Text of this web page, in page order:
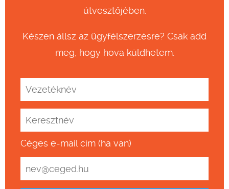
útvesztőjében.
Készen állsz az ügyfélszerzésre? Csak add
meg, hogy hova küldhetem.
Céges e-mail cím (ha van)